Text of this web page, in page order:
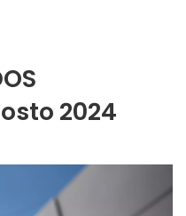
2024